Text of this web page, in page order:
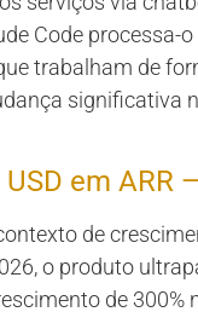
Code
trabalham de
significativa
em ARR
de
o produto
de 300%